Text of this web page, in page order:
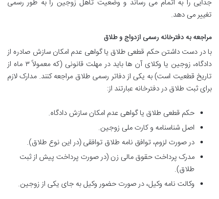
جدایی را به اتمام می رساند و وضعیت تأهل زوجین را به طور رسمی
تغییر می دهد.
مراجعه به دفترخانه رسمی ازدواج و طلاق
با در دست داشتن حکم قطعی طلاق یا گواهی عدم امکان سازش صادره از
دادگاه، زوجین یا وکلای آن ها باید در مهلت قانونی (که معمولاً ۳ ماه از
تاریخ قطعیت است) به یکی از دفاتر رسمی طلاق مراجعه کنند. مدارک لازم
برای ثبت طلاق در دفترخانه عبارتند از:
حکم قطعی طلاق یا گواهی عدم امکان سازش دادگاه.
اصل شناسنامه و کارت ملی زوجین.
در صورت لزوم، توافق نامه طلاق توافقی (در این نوع طلاق).
مدرک پرداخت حقوق مالی زن (در صورت پرداخت پیش از ثبت
طلاق).
وکالت نامه وکیل، در صورت حضور وکیل به جای یکی از زوجین.